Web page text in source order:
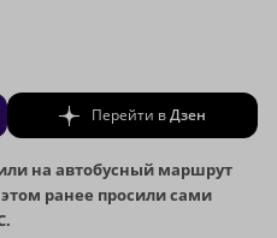
Перейти вДзен
на автобусный маршрут
ранее просили сами